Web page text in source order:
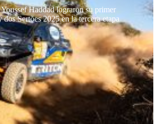
Haddad lograron su primer
Sertões 2025 en la tercera etapa